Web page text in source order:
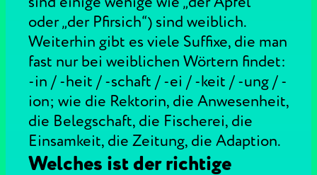
oder „der Pfirsich“) sind weiblich.
Weiterhin gibt es viele Suffixe, die man
fast nur bei weiblichen Wörtern findet:
-in / -heit / -schaft / -ei / -keit / -ung / -
ion; wie die Rektorin, die Anwesenheit,
die Belegschaft, die Fischerei, die
Einsamkeit, die Zeitung, die Adaption.
Welches ist der richtige